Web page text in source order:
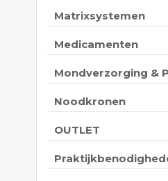
Matrixsystemen
Medicamenten
Mondverzorging &
Noodkronen
OUTLET